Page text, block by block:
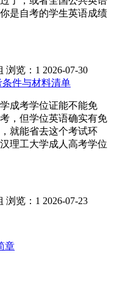
是自考的学生英语成绩
浏览：1 2026-07-30
条件与材料清单
成考学位证能不能免
，但学位英语确实有免
就能省去这个考试环
理工大学成人高考学位
浏览：1 2026-07-23
章